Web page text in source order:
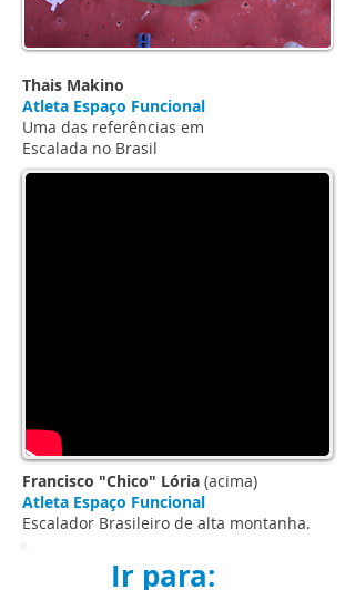
Thais Makino
Atleta Espaço Funcional
Uma das referências em
Escalada no Brasil
Francisco "Chico" Lória (acima)
Atleta Espaço Funcional
Escalador Brasileiro de alta montanha.
Ir para: